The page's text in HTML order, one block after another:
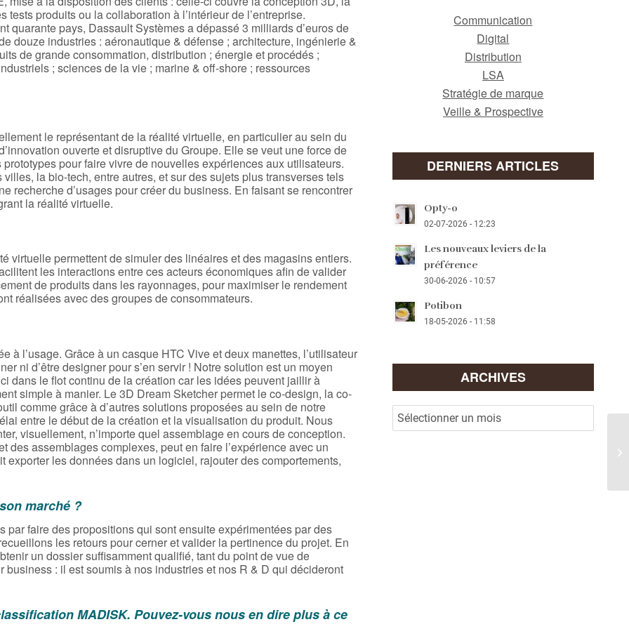
tests produits ou la collaboration à l’intérieur de l’entreprise.
quarante pays, Dassault Systèmes a dépassé 3 milliards d’euros de
douze industries : aéronautique & défense ; architecture, ingénierie &
de grande consommation, distribution ; énergie et procédés ;
; sciences de la vie ; marine & off-shore ; ressources
le représentant de la réalité virtuelle, en particulier au sein du
ouverte et disruptive du Groupe. Elle se veut une force de
pour faire vivre de nouvelles expériences aux utilisateurs.
la bio-tech, entre autres, et sur des sujets plus transverses tels
recherche d’usages pour créer du business. En faisant se rencontrer
la réalité virtuelle.
virtuelle permettent de simuler des linéaires et des magasins entiers.
les interactions entre ces acteurs économiques afin de valider
de produits dans les rayonnages, pour maximiser le rendement
réalisées avec des groupes de consommateurs.
à l’usage. Grâce à un casque HTC Vive et deux manettes, l’utilisateur
ni d’être designer pour s’en servir ! Notre solution est un moyen
dans le flot continu de la création car les idées peuvent jaillir à
simple à manier. Le 3D Dream Sketcher permet le co-design, la co-
comme grâce à d’autres solutions proposées au sein de notre
entre le début de la création et la visualisation du produit. Nous
visuellement, n’importe quel assemblage en cours de conception.
des assemblages complexes, peut en faire l’expérience avec un
exporter les données dans un logiciel, rajouter des comportements,
marché ?
faire des propositions qui sont ensuite expérimentées par des
les retours pour cerner et valider la pertinence du projet. En
un dossier suffisamment qualifié, tant du point de vue de
business : il est soumis à nos industries et nos R & D qui décideront
MADISK. Pouvez-vous nous en dire plus à ce
Communication
Digital
Distribution
LSA
Stratégie de marque
Veille & Prospective
DERNIERS ARTICLES
Opty-o
02-07-2026 - 12:23
Les nouveaux leviers de la
préférence
30-06-2026 - 10:57
Potibon
18-05-2026 - 11:58
ARCHIVES